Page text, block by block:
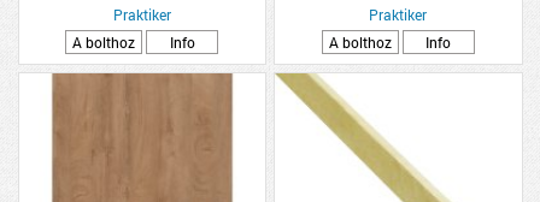
Praktiker
A bolthoz
Info
Praktiker
A bolthoz
Info